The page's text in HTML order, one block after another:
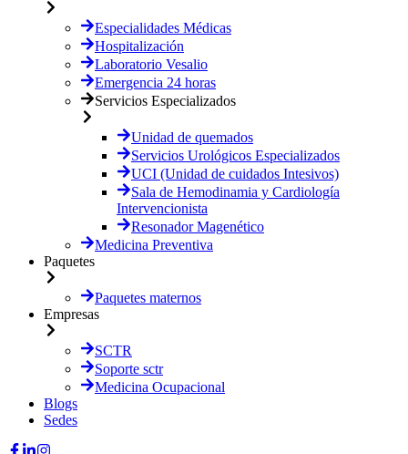
Especialidades Médicas
Hospitalización
Laboratorio Vesalio
Emergencia 24 horas
Servicios Especializados
Unidad de quemados
Servicios Urológicos Especializados
UCI (Unidad de cuidados Intesivos)
Sala de Hemodinamia y Cardiología
Intervencionista
Resonador Magenético
Medicina Preventiva
Paquetes
Paquetes maternos
Empresas
SCTR
Soporte sctr
Medicina Ocupacional
Blogs
Sedes